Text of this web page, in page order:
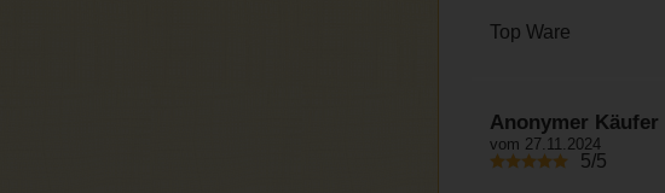
Top Ware
Anonymer Käufer
vom 27.11.2024
5/5